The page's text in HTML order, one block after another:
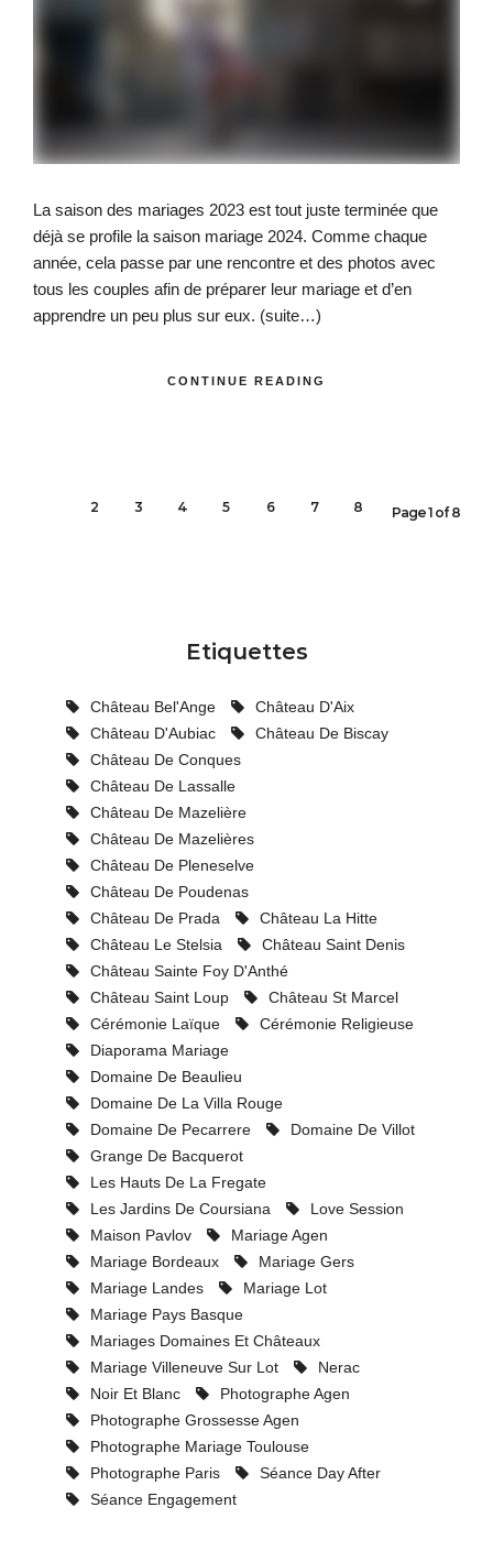
La saison des mariages 2023 est tout juste terminée que
déjà se profile la saison mariage 2024. Comme chaque
année, cela passe par une rencontre et des photos avec
tous les couples afin de préparer leur mariage et d’en
apprendre un peu plus sur eux. (suite…)
CONTINUE READING
2 3 4 5 6 7 8 Page 1 of 8
Etiquettes
Château Bel'Ange
Château D'Aix
Château D'Aubiac
Château De Biscay
Château De Conques
Château De Lassalle
Château De Mazelière
Château De Mazelières
Château De Pleneselve
Château De Poudenas
Château De Prada
Château La Hitte
Château Le Stelsia
Château Saint Denis
Château Sainte Foy D'Anthé
Château Saint Loup
Château St Marcel
Cérémonie Laïque
Cérémonie Religieuse
Diaporama Mariage
Domaine De Beaulieu
Domaine De La Villa Rouge
Domaine De Pecarrere
Domaine De Villot
Grange De Bacquerot
Les Hauts De La Fregate
Les Jardins De Coursiana
Love Session
Maison Pavlov
Mariage Agen
Mariage Bordeaux
Mariage Gers
Mariage Landes
Mariage Lot
Mariage Pays Basque
Mariages Domaines Et Châteaux
Mariage Villeneuve Sur Lot
Nerac
Noir Et Blanc
Photographe Agen
Photographe Grossesse Agen
Photographe Mariage Toulouse
Photographe Paris
Séance Day After
Séance Engagement